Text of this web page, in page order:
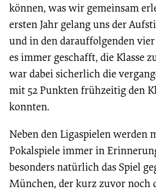
können, was wir gemeinsam
ersten Jahr gelang uns der
und in den darauffolgenden
es immer geschafft, die Klasse
war dabei sicherlich die
mit 52 Punkten frühzeitig den
konnten.
Neben den Ligaspielen werden
Pokalspiele immer in
besonders natürlich das Spiel
München, der kurz zuvor noch